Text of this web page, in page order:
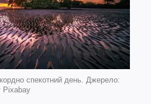
спекотний день. Джерело:
Pixabay